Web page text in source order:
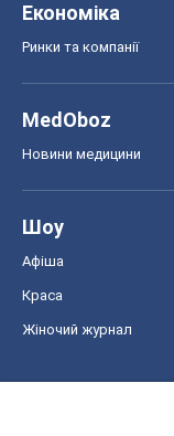
Економіка
Ринки та компанії
MedOboz
Новини медицини
Шоу
Афіша
Краса
Жіночий журнал